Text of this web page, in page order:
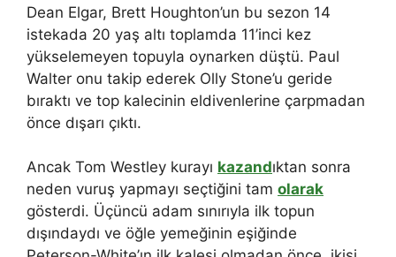
Dean Elgar, Brett Houghton’un bu sezon 14
istekada 20 yaş altı toplamda 11’inci kez
yükselemeyen topuyla oynarken düştü. Paul
Walter onu takip ederek Olly Stone’u geride
bıraktı ve top kalecinin eldivenlerine çarpmadan
önce dışarı çıktı.
Ancak Tom Westley kurayı kazandıktan sonra
neden vuruş yapmayı seçtiğini tam olarak
gösterdi. Üçüncü adam sınırıyla ilk topun
dışındaydı ve öğle yemeğinin eşiğinde